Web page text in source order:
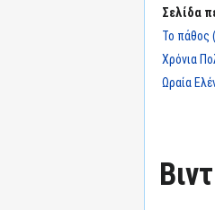
Σελίδα
Το πάθος
Χρόνια
Ωραία